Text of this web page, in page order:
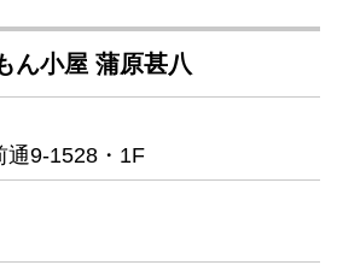
ん小屋 蒲原甚八
通9-1528・1F